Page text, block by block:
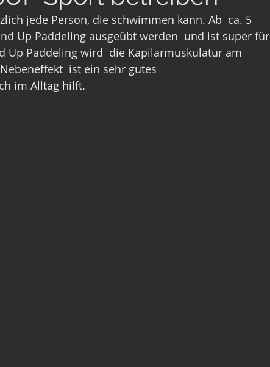
Up Paddeling ausgeübt werden  und ist super für
Up Paddeling wird  die Kapilarmuskulatur am
ist ein sehr gutes
im Alltag hilft.